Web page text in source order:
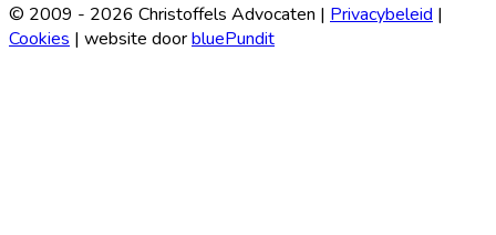
© 2009 - 2026 Christoffels Advocaten | Privacybeleid |
Cookies | website doorbluePundit